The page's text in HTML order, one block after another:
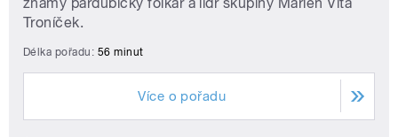
Troníček.
Délka pořadu: 56 minut
Více o pořadu